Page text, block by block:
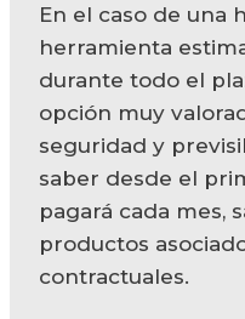
En el caso de una
herramienta
durante todo el
opción muy
seguridad y
saber desde el
pagará cada mes,
productos
contractuales.